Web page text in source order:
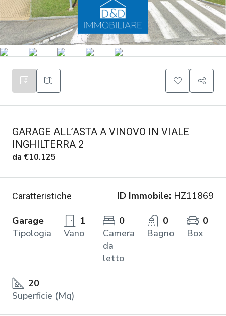
GARAGE ALL’ASTA A VINOVO IN VIALE
INGHILTERRA 2
da €10.125
Caratteristiche ID Immobile: HZ11869
Garage
Tipologia
1
Vano
0
Camera
da
letto
0
Bagno
0
Box
20
Superficie (Mq)